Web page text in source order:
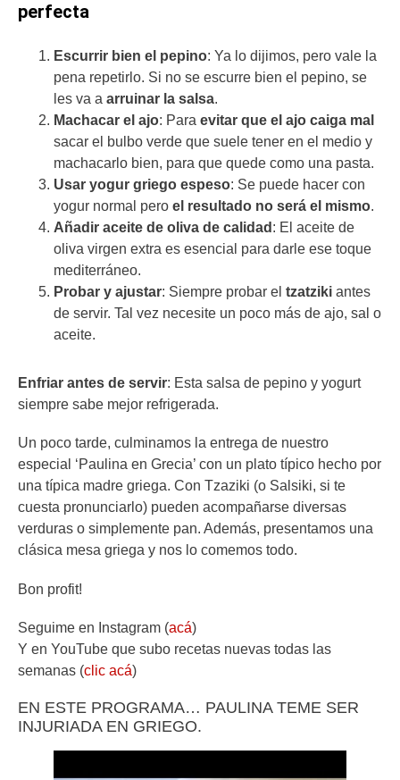
perfecta
Escurrir bien el pepino: Ya lo dijimos, pero vale la
pena repetirlo. Si no se escurre bien el pepino, se
les va a arruinar la salsa.
Machacar el ajo: Para evitar que el ajo caiga mal
sacar el bulbo verde que suele tener en el medio y
machacarlo bien, para que quede como una pasta.
Usar yogur griego espeso: Se puede hacer con
yogur normal pero el resultado no será el mismo.
Añadir aceite de oliva de calidad : El aceite de
oliva virgen extra es esencial para darle ese toque
mediterráneo.
Probar y ajustar: Siempre probar el tzatziki antes
de servir. Tal vez necesite un poco más de ajo, sal o
aceite.
Enfriar antes de servir: Esta salsa de pepino y yogurt
siempre sabe mejor refrigerada.
Un poco tarde, culminamos la entrega de nuestro
especial ‘Paulina en Grecia’ con un plato típico hecho por
una típica madre griega. Con Tzaziki (o Salsiki, si te
cuesta pronunciarlo) pueden acompañarse diversas
verduras o simplemente pan. Además, presentamos una
clásica mesa griega y nos lo comemos todo.
Bon profit!
Seguime en Instagram (acá)
Y en YouTube que subo recetas nuevas todas las
semanas (clic acá)
EN ESTE PROGRAMA… PAULINA TEME SER
INJURIADA EN GRIEGO.